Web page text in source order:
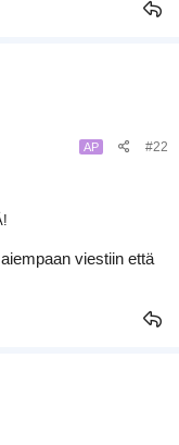
AP #22
viestiin että